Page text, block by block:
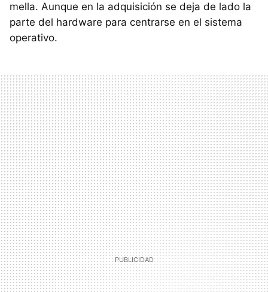
mella. Aunque en la adquisición se deja de lado la
parte del hardware para centrarse en el sistema
operativo.